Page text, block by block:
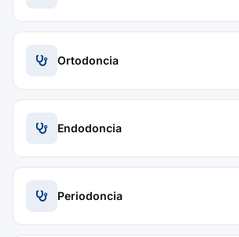
Ortodoncia
Endodoncia
Periodoncia